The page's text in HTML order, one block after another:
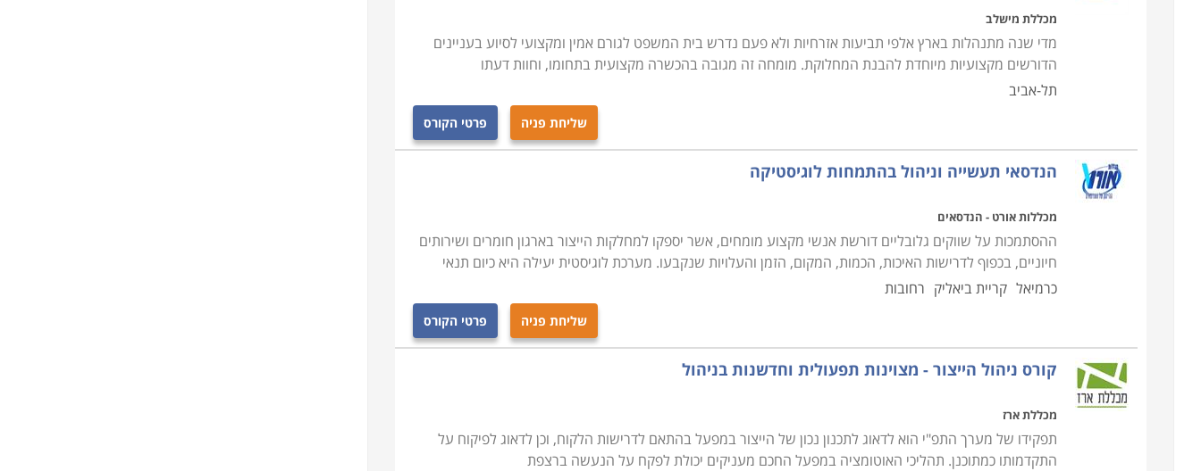
מכללת מישלב
מדי שנה מתנהלות בארץ אלפי תביעות אזרחיות ולא פעם נדרש בית המשפט לגורם אמין ומקצועי לסיוע בעניינים
הדורשים מקצועיות מיוחדת להבנת המחלוקת. מומחה זה מגובה בהכשרה מקצועית בתחומו, וחוות דעתו
תל-אביב
שליחת פניה פרטי הקורס
הנדסאי תעשייה וניהול בהתמחות לוגיסטיקה
מכללות אורט - הנדסאים
ההסתמכות על שווקים גלובליים דורשת אנשי מקצוע מומחים, אשר יספקו למחלקות הייצור בארגון חומרים ושירותים
חיוניים, בכפוף לדרישות האיכות, הכמות, המקום, הזמן והעלויות שנקבעו. מערכת לוגיסטית יעילה היא כיום תנאי
כרמיאל קריית ביאליק רחובות
שליחת פניה פרטי הקורס
קורס ניהול הייצור - מצוינות תפעולית וחדשנות בניהול
מכללת ארז
תפקידו של מערך התפ"י הוא לדאוג לתכנון נכון של הייצור במפעל בהתאם לדרישות הלקוח, וכן לדאוג לפיקוח על
התקדמותו כמתוכנן. תהליכי האוטומציה במפעל החכם מעניקים יכולת לפקח על הנעשה ברצפת